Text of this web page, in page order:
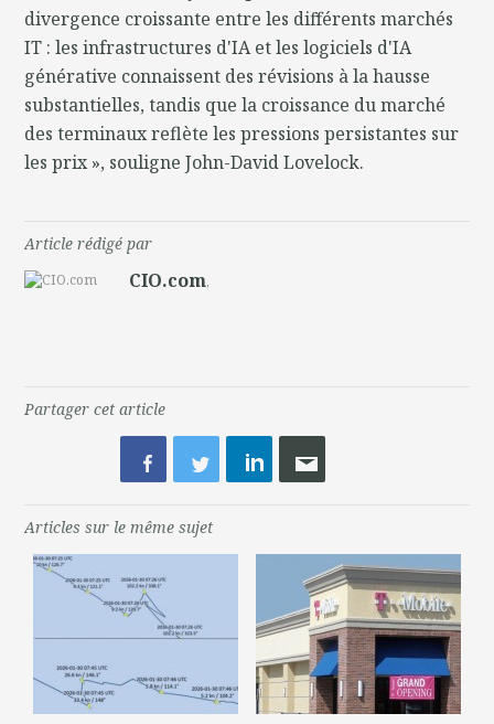
divergence croissante entre les différents marchés
IT : les infrastructures d'IA et les logiciels d'IA
générative connaissent des révisions à la hausse
substantielles, tandis que la croissance du marché
des terminaux reflète les pressions persistantes sur
les prix », souligne John-David Lovelock.
Article rédigé par
CIO.com,
Partager cet article
Articles sur le même sujet